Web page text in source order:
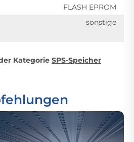
FLASH EPROM
sonstige
Kategorie SPS-Speicher